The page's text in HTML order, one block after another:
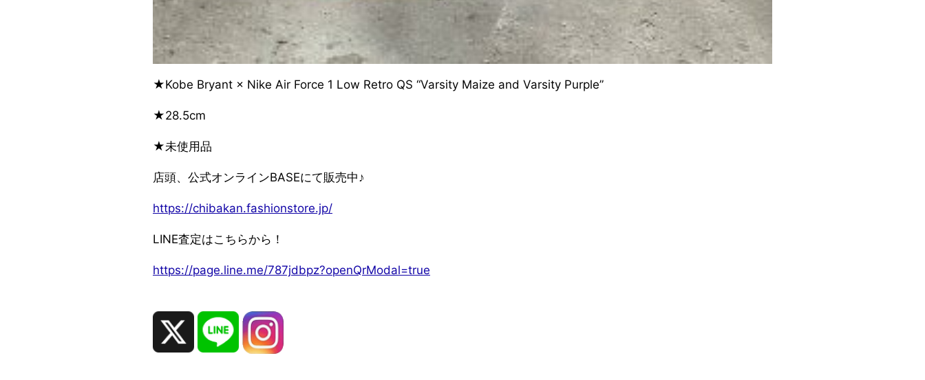
★Kobe Bryant × Nike Air Force 1 Low Retro QS “Varsity Maize and Varsity Purple”
★28.5cm
★未使用品
店頭、公式オンラインBASEにて販売中♪
https://chibakan.fashionstore.jp/
LINE査定はこちらから！
https://page.line.me/787jdbpz?openQrModal=true